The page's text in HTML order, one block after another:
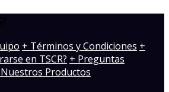
+ Términos y Condiciones +
en TSCR? + Preguntas
Productos